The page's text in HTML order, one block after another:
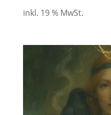
inkl. 19 % MwSt.